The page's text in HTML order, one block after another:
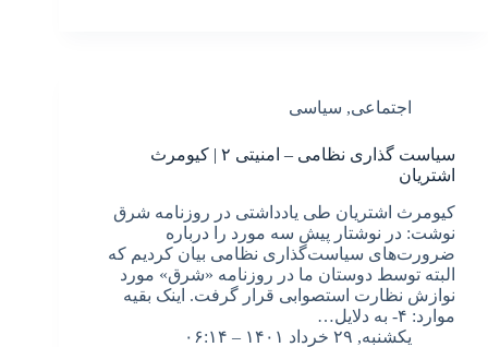
اجتماعی, سیاسی
سیاست گذاری نظامی – امنیتی ۲ | کیومرث
اشتریان
کیومرث اشتریان طی یادداشتی در روزنامه شرق
نوشت: در نوشتار پیش سه مورد را درباره
ضرورت‌های سیاست‌گذاری نظامی بیان کردیم که
البته توسط دوستان ما در روزنامه «شرق» مورد
نوازش نظارت استصوابی قرار گرفت. اینک بقیه
موارد: ۴- به دلایل…
یکشنبه, ۲۹ خرداد ۱۴۰۱ – ۰۶:۱۴